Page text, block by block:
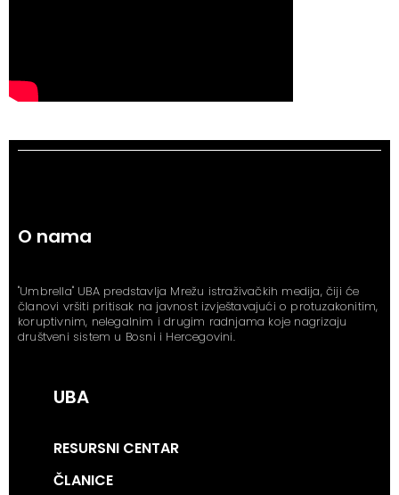
O nama
"Umbrella" UBA predstavlja Mrežu istraživačkih medija, čiji će
članovi vršiti pritisak na javnost izvještavajući o protuzakonitim,
koruptivnim, nelegalnim i drugim radnjama koje nagrizaju
društveni sistem u Bosni i Hercegovini.
UBA
RESURSNI CENTAR
ČLANICE